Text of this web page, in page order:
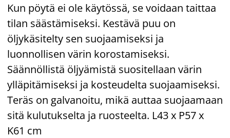
Kun pöytä ei ole käytössä, se voidaan taittaa
tilan säästämiseksi. Kestävä puu on
öljykäsitelty sen suojaamiseksi ja
luonnollisen värin korostamiseksi.
Säännöllistä öljyämistä suositellaan värin
ylläpitämiseksi ja kosteudelta suojaamiseksi.
Teräs on galvanoitu, mikä auttaa suojaamaan
sitä kulutukselta ja ruosteelta. L43 x P57 x
K61 cm